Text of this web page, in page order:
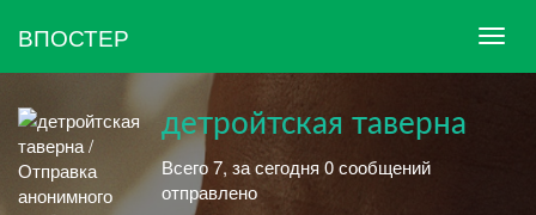
ВПОСТЕР
детройтская таверна
Всего 7, за сегодня 0 сообщений
отправлено